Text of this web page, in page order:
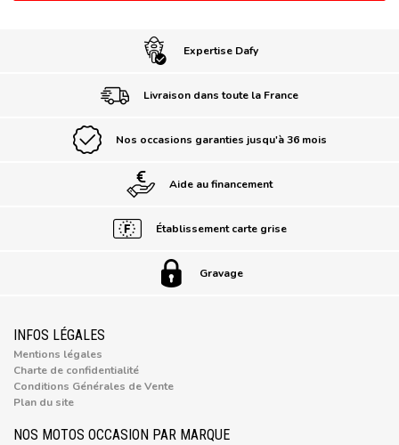
Expertise Dafy
Livraison dans toute la France
Nos occasions garanties jusqu'à 36 mois
Aide au financement
Établissement carte grise
Gravage
INFOS LÉGALES
Mentions légales
Charte de confidentialité
Conditions Générales de Vente
Plan du site
NOS MOTOS OCCASION PAR MARQUE